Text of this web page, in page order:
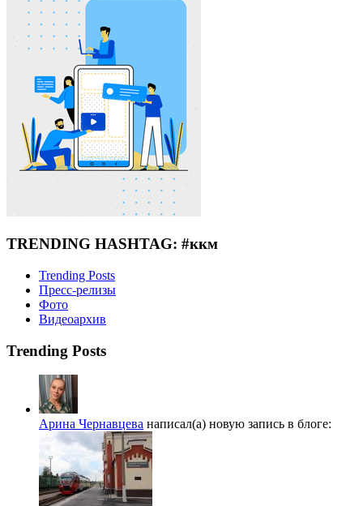
TRENDING HASHTAG: #ккм
Trending Posts
Пресс-релизы
Фото
Видеоархив
Trending Posts
Арина Чернавцева написал(а) новую запись в блоге: